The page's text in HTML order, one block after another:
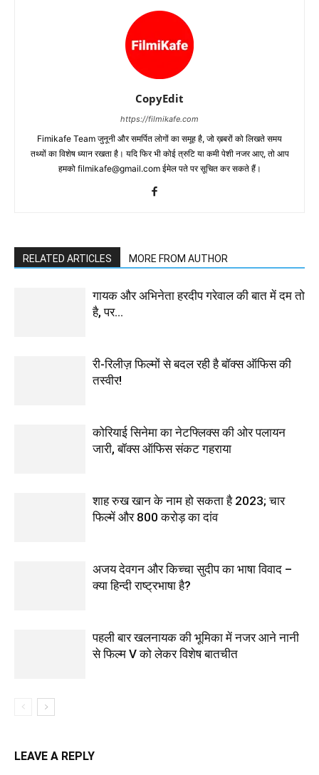
CopyEdit
https://filmikafe.com
Fimikafe Team जुनूनी और समर्पित लोगों का समूह है, जो ख़बरों को लिखते समय
तथ्‍यों का विशेष ध्‍यान रखता है। यदि फिर भी कोई त्रुटि या कमी पेशी नजर आए, तो आप
हमको filmikafe@gmail.com ईमेल पते पर सूचित कर सकते हैं।
RELATED ARTICLES MORE FROM AUTHOR
गायक और अभिनेता हरदीप गरेवाल की बात में दम तो
है, पर…
री-रिलीज़ फिल्मों से बदल रही है बॉक्स ऑफिस की
तस्वीर!
कोरियाई सिनेमा का नेटफ्लिक्स की ओर पलायन
जारी, बॉक्स ऑफिस संकट गहराया
शाह रुख खान के नाम हो सकता है 2023; चार
फिल्में और 800 करोड़ का दांव
अजय देवगन और किच्चा सुदीप का भाषा विवाद –
क्या हिन्दी राष्ट्रभाषा है?
पहली बार खलनायक की भूमिका में नजर आने नानी
से फिल्‍म V को लेकर विशेष बातचीत
LEAVE A REPLY